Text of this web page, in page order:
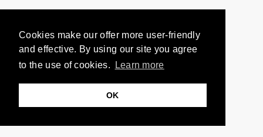
Cookies make our offer more user-friendly
and effective. By using our site you agree
to the use of cookies.
Learn more
OK